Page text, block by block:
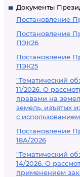
Документы
Постановление
Постановление
ПЭК26
Постановление
ПЭК25
"Тематический
11/2026. О
правами на
земель, изъятых
с
Постановление
18А/2026
"Тематический
14/2026. О
применением